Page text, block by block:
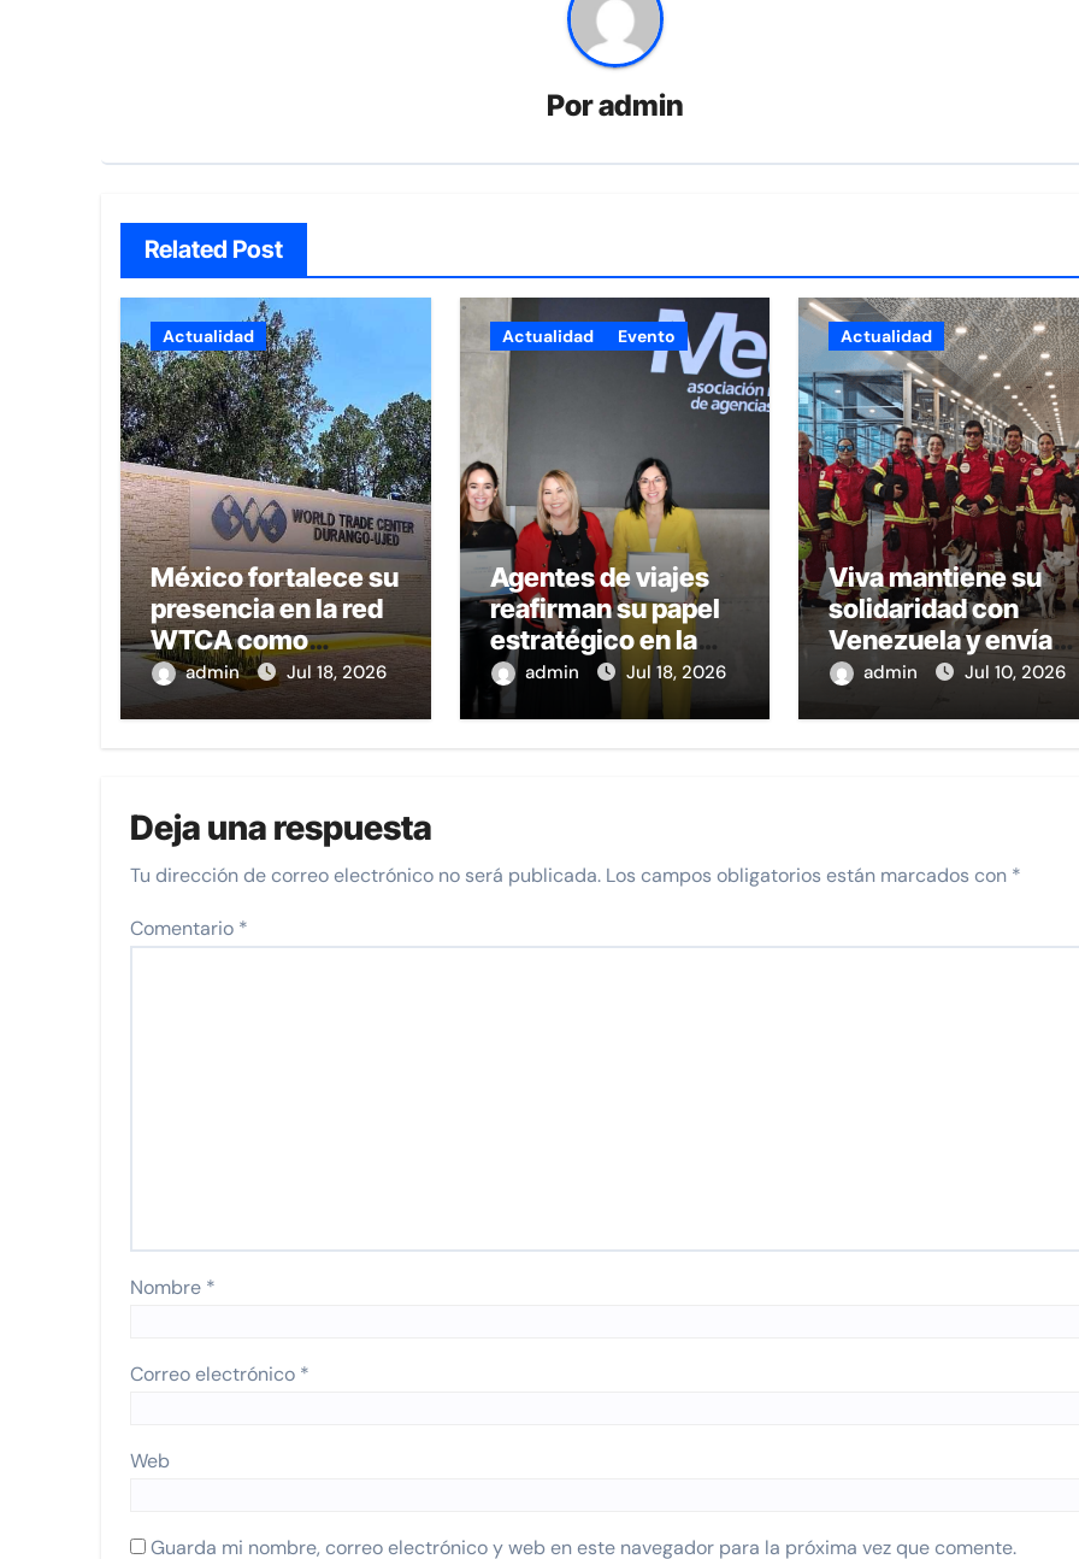
Poradmin
Related Post
Actualidad
México fortalece su
presencia en la red
WTCA como
plataforma de
crecimiento
admin Jul 18, 2026
Actualidad Evento
Agentes de viajes
reafirman su papel
estratégico en la
era de la
inteligencia
admin Jul 18, 2026
Actualidad
Viva mantiene su
solidaridad con
Venezuela y envía
un segundo vuelo
admin Jul 10, 2026
Deja una respuesta
Tu dirección de correo electrónico no será publicada. Los campos obligatorios están marcados con *
Comentario *
Nombre *
Correo electrónico *
Web
Guarda mi nombre, correo electrónico y web en este navegador para la próxima vez que comente.